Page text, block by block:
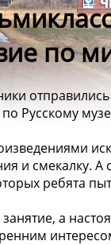
по
Русскому
и смекалку.
ребята
а
интересом